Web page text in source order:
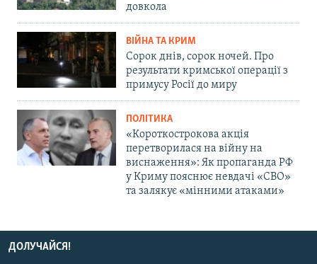
довкола
ВІЙНА ТА КРИМ
Сорок днів, сорок ночей. Про
результати кримської операції з
примусу Росії до миру
ПОЛІТИКА
«Короткострокова акція
перетворилася на війну на
виснаження»: Як пропаганда РФ
у Криму пояснює невдачі «СВО»
та залякує «мінними атаками»
ДОЛУЧАЙСЯ!